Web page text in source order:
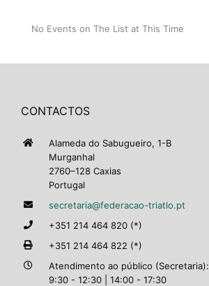
No Events on The List at This Time
CONTACTOS
Alameda do Sabugueiro, 1-B
Murganhal
2760–128 Caxias
Portugal
secretaria@federacao-triatlo.pt
+351 214 464 820 (*)
+351 214 464 822 (*)
Atendimento ao público (Secretaria):
9:30 - 12:30 | 14:00 - 17:30